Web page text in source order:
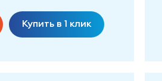
Купить в 1 клик